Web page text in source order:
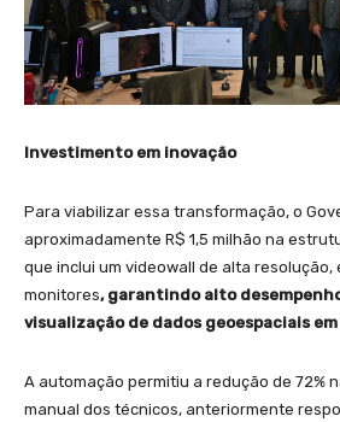
Investimento em inovação
Para viabilizar essa transformação, o
aproximadamente R$ 1,5 milhão na
que inclui um videowall de alta
monitores, garantindo alto
visualização de dados geoespaciais
A automação permitiu a redução de 72%
manual dos técnicos, anteriormente